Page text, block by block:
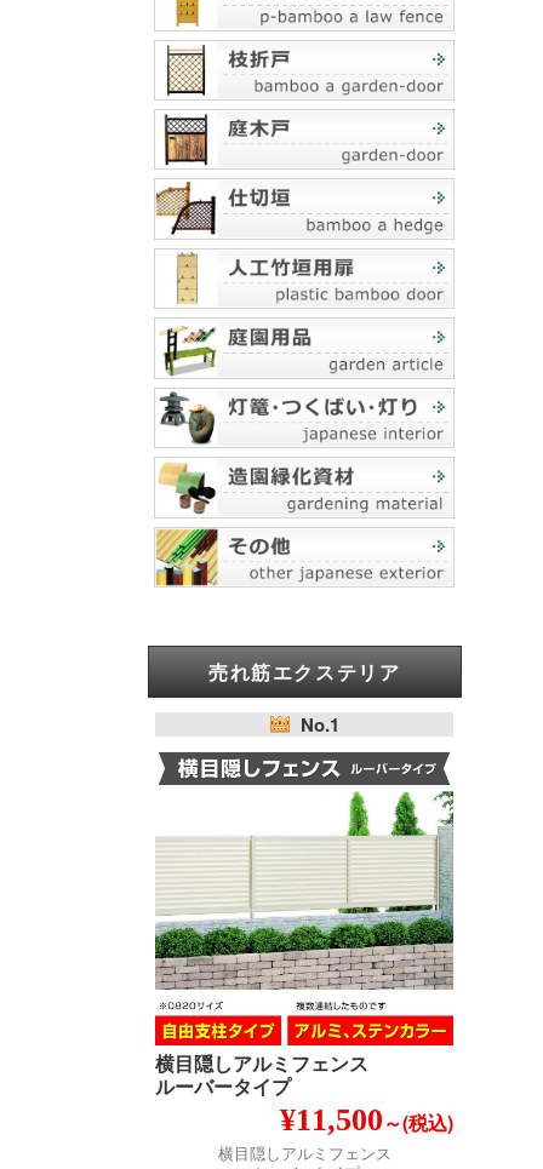
売れ筋エクステリア
No.1
横目隠しアルミフェンス
ルーバータイプ
¥11,500～(税込)
横目隠しアルミフェンス